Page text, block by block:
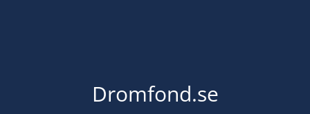
Dromfond.se